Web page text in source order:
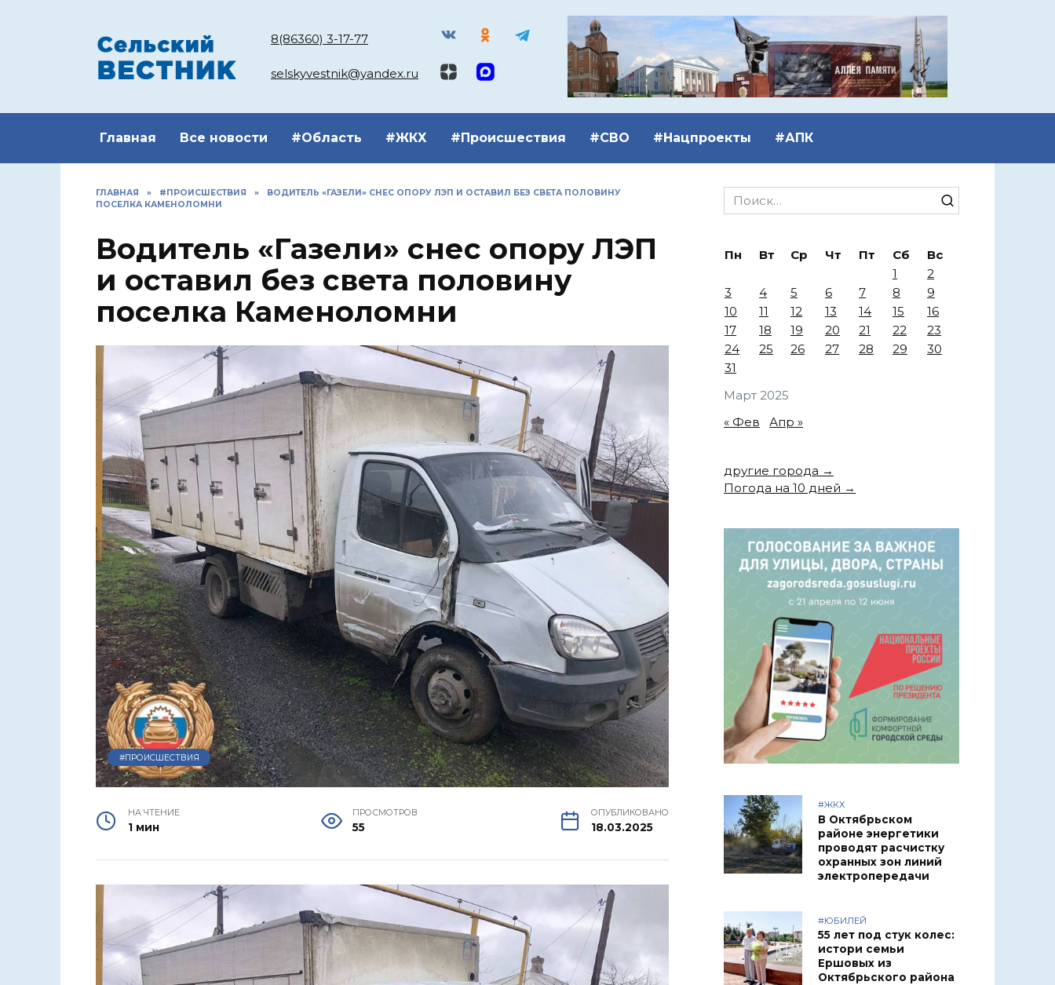
8(86360) 3-17-77
selskyvestnik@yandex.ru
Главная Все новости #Область #ЖКХ #Происшествия #СВО #Нацпроекты #АПК
ГЛАВНАЯ » #ПРОИСШЕСТВИЯ »
ВОДИТЕЛЬ «ГАЗЕЛИ» СНЕС ОПОРУ ЛЭП И ОСТАВИЛ БЕЗ СВЕТА ПОЛОВИНУ
ПОСЕЛКА КАМЕНОЛОМНИ
Водитель «Газели» снес опору ЛЭП
и оставил без света половину
поселка Каменоломни
#ПРОИСШЕСТВИЯ
НА ЧТЕНИЕ
1 мин
ПРОСМОТРОВ
55
ОПУБЛИКОВАНО
18.03.2025
Search
for:
Март 2025
Пн Вт Ср Чт Пт Сб
Вс
1
2
3
4 5 6 7 8
9
10
11 12 13 14 15
16
17
18 19 20 21 22
23
24
25 26 27 28 29
30
31
« Фев Апр »
другие города →
Погода на 10 дней →
#ЖКХ
В Октябрьском
районе энергетики
проводят расчистку
охранных зон линий
электропередачи
#ЮБИЛЕЙ
55 лет под стук колес:
истори семьи
Ершовых из
Октябрьского района